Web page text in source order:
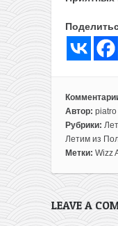
Автор: piatro
Рубрики:
Летим из
Метки: Wizz
LEAVE A